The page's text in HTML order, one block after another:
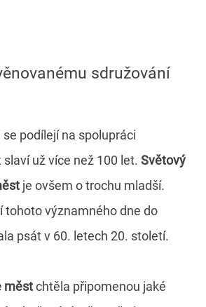
sdružování
podílejí na spolupráci
už více než 100 let. Světový
je ovšem o trochu mladší.
tohoto významného dne do
psát v 60. letech 20. století.
městchtěla připomenou jaké